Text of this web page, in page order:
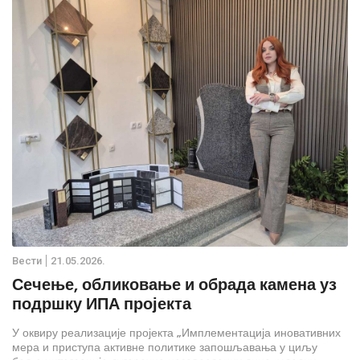
запослења, пре свега због ограничених могућности локалног
тржишта рада.
Вести 21.05.2026.
Сечење, обликовање и обрада камена уз
подршку ИПА пројекта
У оквиру реализације пројекта „Имплементација иновативних
мера и приступа активне политике запошљавања у циљу